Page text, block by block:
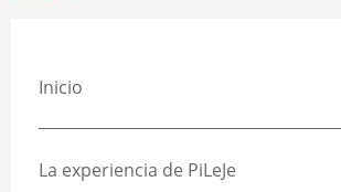
Inicio
La experiencia de PiLeJe